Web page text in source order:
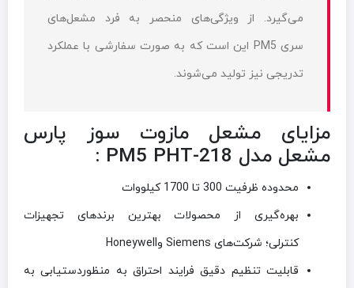
می‌گیرد. از ویژگی‌های منحصر به فرد مشعل‌های
سری PM5 این است که به صورت سفارشی با عملکرد
تدریجی نیز تولید می‌شوند.
مزایای مشعل مازوت سوز پارس
مشعل مدل PM5 PHT-218 :
محدوده ظرفیت 300 تا 1700 کیلووات
بهره‌گیری از محصولات بهترین برندهای تجهیزات
کنترلی؛ شرکت‌های Siemens وHoneywell
قابلیت تنظیم دقیق فرایند احتراق به منظوردستیابی به